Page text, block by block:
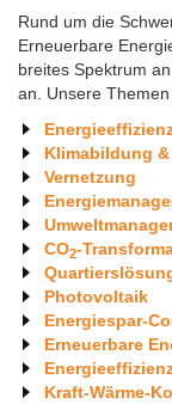
Rund um die
Erneuerbare
breites Spektrum
an. Unsere Themen
Klimabildung
Vernetzung
CO2-
Photovoltaik
Energiespar-
Erneuerbare
Kraft-Wärme-